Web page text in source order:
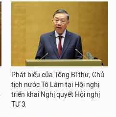
Phát biểu của Tổng Bí thư, Chủ
tịch nước Tô Lâm tại Hội nghị
triển khai Nghị quyết Hội nghị
TƯ 3